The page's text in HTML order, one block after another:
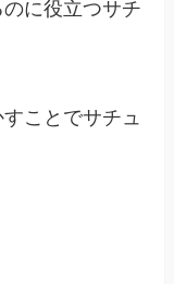
に役立つサチ
ことでサチュ